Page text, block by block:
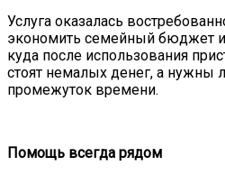
Услуга оказалась
экономить семейный бюджет и
куда после использования
стоят немалых денег, а нужны
промежуток времени.
Помощь всегда рядом